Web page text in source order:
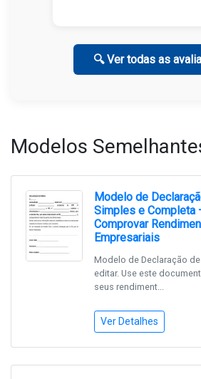
🔍 Ver todas as
Modelos
Modelo de
Simples e Completa
Comprovar
Empresariais
Modelo de Declaração
editar. Use este
seus rendiment...
Ver Detalhes